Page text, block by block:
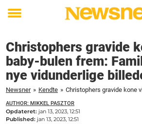
Toggle
Christophers gravide
baby-bulen frem:
nye vidunderlige
Newsner » Kendte »
AUTHOR: MIKKEL PASZTOR
Opdateret: jan 13, 2023, 12:51
Published: jan 13, 2023, 12:51